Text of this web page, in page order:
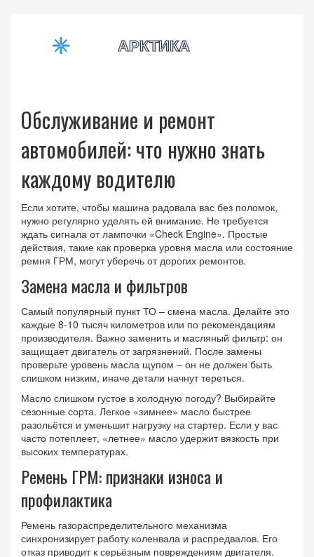
Обслуживание и ремонт
автомобилей: что нужно знать
каждому водителю
Если хотите, чтобы машина радовала вас без поломок,
нужно регулярно уделять ей внимание. Не требуется
ждать сигнала от лампочки «Check Engine». Простые
действия, такие как проверка уровня масла или состояние
ремня ГРМ, могут уберечь от дорогих ремонтов.
Замена масла и фильтров
Самый популярный пункт ТО – смена масла. Делайте это
каждые 8‑10 тысяч километров или по рекомендациям
производителя. Важно заменить и масляный фильтр: он
защищает двигатель от загрязнений. После замены
проверьте уровень масла щупом – он не должен быть
слишком низким, иначе детали начнут тереться.
Масло слишком густое в холодную погоду? Выбирайте
сезонные сорта. Легкое «зимнее» масло быстрее
разольётся и уменьшит нагрузку на стартер. Если у вас
часто потеплеет, «летнее» масло удержит вязкость при
высоких температурах.
Ремень ГРМ: признаки износа и
профилактика
Ремень газораспределительного механизма
синхронизирует работу коленвала и распредвалов. Его
отказ приводит к серьёзным повреждениям двигателя.